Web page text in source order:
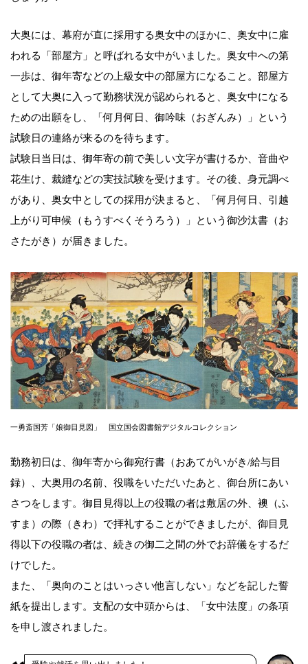
大奥には、幕府が直に採用する奥女中のほかに、奥女中に雇
われる「部屋方」と呼ばれる女中がいました。奥女中への第
一歩は、御年寄などの上級女中の部屋方になること。部屋方
として大奥に入って勤務状況が認められると、奥女中になる
ための出願をし、「何月何日、御吟味（おぎんみ）」という
試験日の連絡が来るのを待ちます。
試験日当日は、御年寄の前で美しい文字が書けるか、音曲や
花生け、裁縫などの実技試験を受けます。その後、身元調べ
があり、奥女中としての採用が決まると、「何月何日、引越
上がり可申候（もうすべくそうろう）」という御沙汰書（お
さたがき）が届きました。
一勇斎国芳「娘御目見図」 国立国会図書館デジタルコレクション
勤務初日は、御年寄から御宛行書（おあてがいがき/給与目
録）、大奥用の名前、役職をいただいたあと、御台所にあい
さつをします。御目見得以上の役職の者は敷居の外、襖（ふ
すま）の際（きわ）で拝礼することができましたが、御目見
得以下の役職の者は、続きの御二之間の外でお辞儀をするだ
けでした。
また、「奥向のことはいっさい他言しない」などを記した誓
紙を提出します。支配の女中頭からは、「女中法度」の条項
を申し渡されました。